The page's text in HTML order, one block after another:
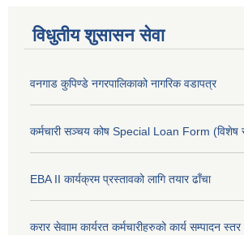
विधुतीय शुसासन सेवा
वनगाड कुपिण्डे नगरपालिकाको नागरिक वडापत्र
कर्मचारी सञ्चय कोष Special Loan Form (विशेष
EBA II कार्यक्रम प्रस्तावको लागि तयार ढाँचा
करार सेवााम कार्यरत कर्मचारीहरुको कार्य सम्पादन